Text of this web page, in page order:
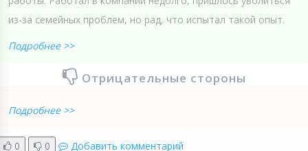
из-за семейных проблем, но рад, что испытал такой опыт.
Подробнее >>
Отрицательные стороны
Подробнее >>
0 0 Добавить комментарий